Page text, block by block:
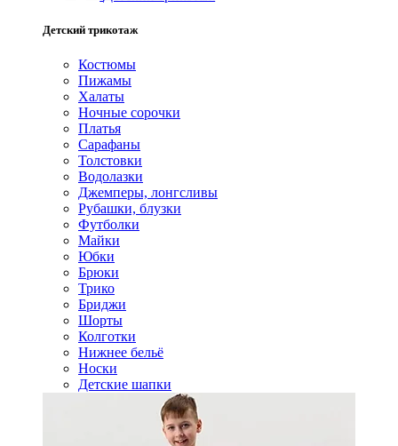
Детский трикотаж
Костюмы
Пижамы
Халаты
Ночные сорочки
Платья
Сарафаны
Толстовки
Водолазки
Джемперы, лонгсливы
Рубашки, блузки
Футболки
Майки
Юбки
Брюки
Трико
Бриджи
Шорты
Колготки
Нижнее бельё
Носки
Детские шапки